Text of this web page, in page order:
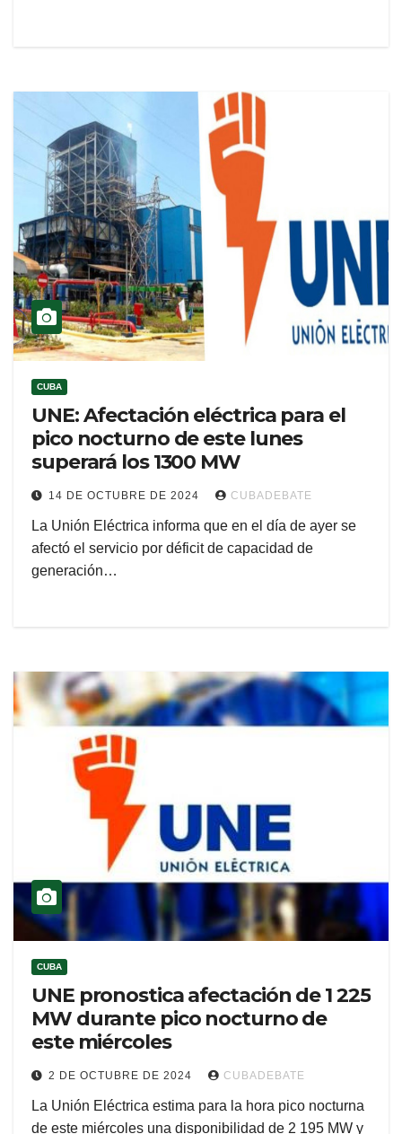
CUBA
UNE: Afectación eléctrica para el
pico nocturno de este lunes
superará los 1300 MW
14 DE OCTUBRE DE 2024 CUBADEBATE
La Unión Eléctrica informa que en el día de ayer se
afectó el servicio por déficit de capacidad de
generación…
CUBA
UNE pronostica afectación de 1 225
MW durante pico nocturno de
este miércoles
2 DE OCTUBRE DE 2024 CUBADEBATE
La Unión Eléctrica estima para la hora pico nocturna
de este miércoles una disponibilidad de 2 195 MW y